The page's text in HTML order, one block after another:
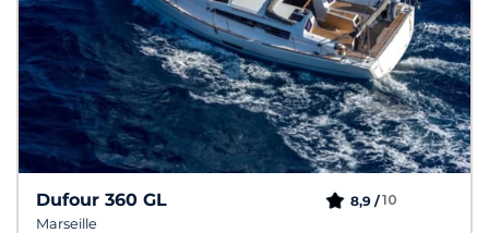
Dufour 360 GL
Marseille
8,9 /10